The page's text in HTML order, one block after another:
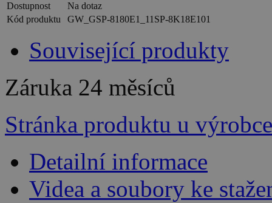
Dostupnost
Na dotaz
Kód produktu
GW_GSP-8180E1_11SP-8K18E101
Související produkty
Záruka 24 měsíců
Stránka produktu u výrobce
Detailní informace
Videa a soubory ke